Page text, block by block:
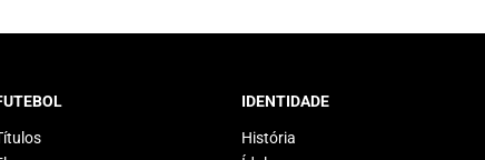
IDENTIDADE
História